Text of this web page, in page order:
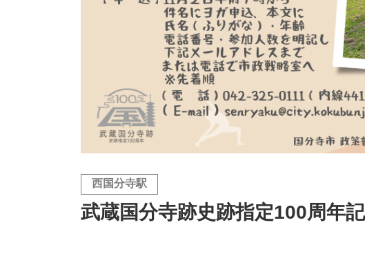
西国分寺駅
武蔵国分寺跡史跡指定100周年